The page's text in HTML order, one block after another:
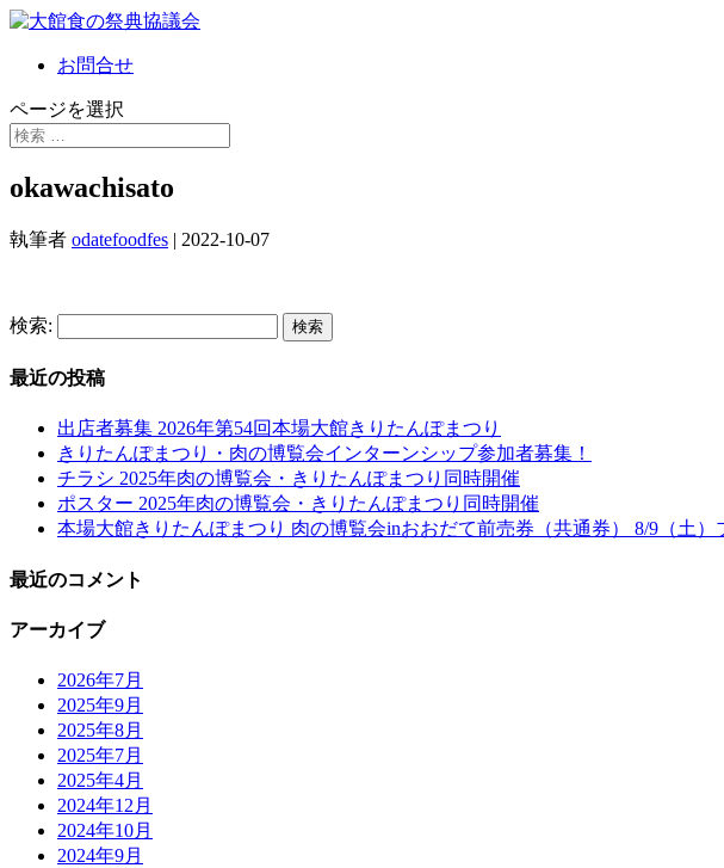
お問合せ
ページを選択
okawachisato
執筆者 odatefoodfes | 2022-10-07
検索:
最近の投稿
出店者募集 2026年第54回本場大館きりたんぽまつり
きりたんぽまつり・肉の博覧会インターンシップ参加者募集！
チラシ 2025年肉の博覧会・きりたんぽまつり同時開催
ポスター 2025年肉の博覧会・きりたんぽまつり同時開催
本場大館きりたんぽまつり 肉の博覧会inおおだて前売券（共通券） 8/9（土
最近のコメント
アーカイブ
2026年7月
2025年9月
2025年8月
2025年7月
2025年4月
2024年12月
2024年10月
2024年9月